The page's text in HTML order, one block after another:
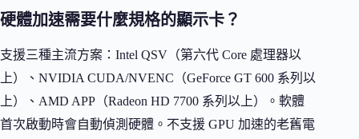
硬體加速需要什麼規格的顯示卡？
支援三種主流方案：Intel QSV（第六代 Core 處理器以
上）、NVIDIA CUDA/NVENC（GeForce GT 600 系列以
上）、AMD APP（Radeon HD 7700 系列以上）。軟體
首次啟動時會自動偵測硬體。不支援 GPU 加速的老舊電